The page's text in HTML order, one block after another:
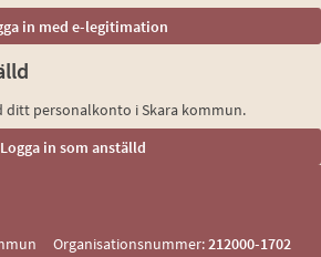
ditt personalkonto i Skara kommun.
Organisationsnummer:212000-1702